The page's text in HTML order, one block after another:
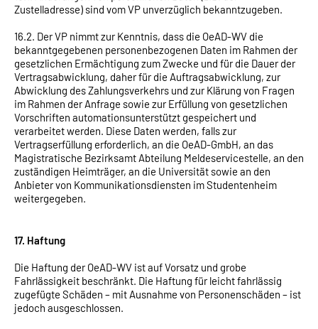
Zustelladresse) sind vom VP unverzüglich bekanntzugeben.
16.2. Der VP nimmt zur Kenntnis, dass die OeAD-WV die
bekanntgegebenen personenbezogenen Daten im Rahmen der
gesetzlichen Ermächtigung zum Zwecke und für die Dauer der
Vertragsabwicklung, daher für die Auftragsabwicklung, zur
Abwicklung des Zahlungsverkehrs und zur Klärung von Fragen
im Rahmen der Anfrage sowie zur Erfüllung von gesetzlichen
Vorschriften automationsunterstützt gespeichert und
verarbeitet werden. Diese Daten werden, falls zur
Vertragserfüllung erforderlich, an die OeAD-GmbH, an das
Magistratische Bezirksamt Abteilung Meldeservicestelle, an den
zuständigen Heimträger, an die Universität sowie an den
Anbieter von Kommunikationsdiensten im Studentenheim
weitergegeben.
17. Haftung
Die Haftung der OeAD-WV ist auf Vorsatz und grobe
Fahrlässigkeit beschränkt. Die Haftung für leicht fahrlässig
zugefügte Schäden – mit Ausnahme von Personenschäden – ist
jedoch ausgeschlossen.